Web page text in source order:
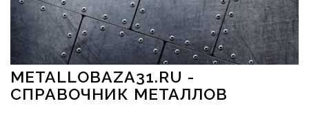
Перейти к содержимому
METALLOBAZA31.RU -
СПРАВОЧНИК МЕТАЛЛОВ